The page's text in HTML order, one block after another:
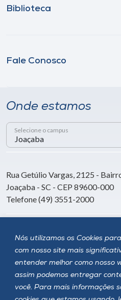
Nós utilizamos os Cookies
com nosso site mais
entender melhor como nosso
assim podemos entregar
você. Para mais informações
Biblioteca
Fale Conosco
Onde estamos
Selecione o campus
Rua Getúlio Vargas, 2125 -
Joaçaba - SC - CEP 89600-000
Telefone (49) 3551-2000
Siga a Unoesc